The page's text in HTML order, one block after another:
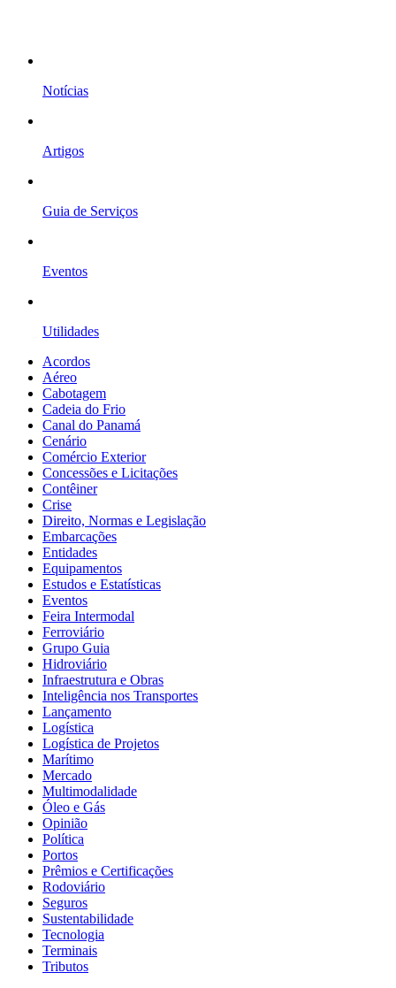
Notícias
Artigos
Guia de Serviços
Eventos
Utilidades
Acordos
Aéreo
Cabotagem
Cadeia do Frio
Canal do Panamá
Cenário
Comércio Exterior
Concessões e Licitações
Contêiner
Crise
Direito, Normas e Legislação
Embarcações
Entidades
Equipamentos
Estudos e Estatísticas
Eventos
Feira Intermodal
Ferroviário
Grupo Guia
Hidroviário
Infraestrutura e Obras
Inteligência nos Transportes
Lançamento
Logística
Logística de Projetos
Marítimo
Mercado
Multimodalidade
Óleo e Gás
Opinião
Política
Portos
Prêmios e Certificações
Rodoviário
Seguros
Sustentabilidade
Tecnologia
Terminais
Tributos